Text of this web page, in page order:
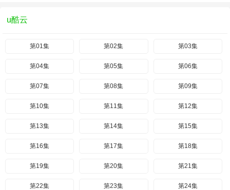
u酷云
第01集 第02集 第03集
第04集 第05集 第06集
第07集 第08集 第09集
第10集 第11集 第12集
第13集 第14集 第15集
第16集 第17集 第18集
第19集 第20集 第21集
第22集 第23集 第24集